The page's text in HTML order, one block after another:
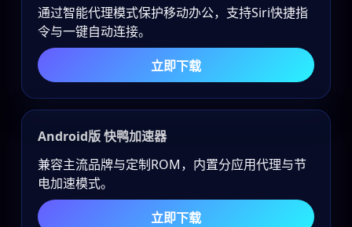
通过智能代理模式保护移动办公，支持Siri快捷指
令与一键自动连接。
立即下载
Android版 快鸭加速器
兼容主流品牌与定制ROM，内置分应用代理与节
电加速模式。
立即下载